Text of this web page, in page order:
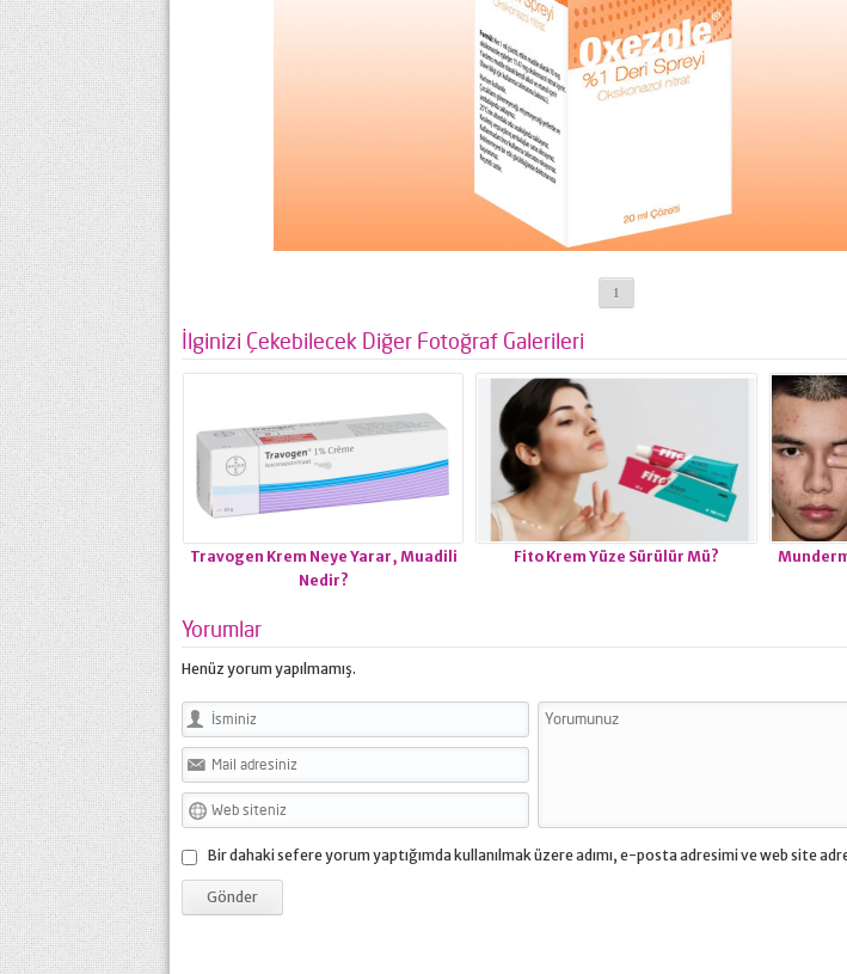
1
İlginizi Çekebilecek Diğer Fotoğraf Galerileri
Travogen Krem Neye Yarar, Muadili
Nedir?
Fito Krem Yüze Sürülür Mü?
Yorumlar
Henüz yorum yapılmamış.
Bir dahaki sefere yorum yaptığımda kullanılmak üzere adımı, e-posta adresimi ve web site